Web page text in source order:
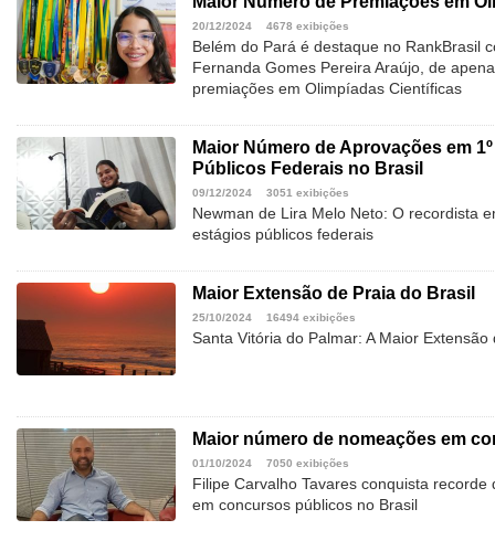
20/12/2024 4678 exibições
Belém do Pará é destaque no RankBrasil
Fernanda Gomes Pereira Araújo, de
premiações em Olimpíadas Científicas
Maior Número de Aprovações em
Públicos Federais no Brasil
09/12/2024 3051 exibições
Newman de Lira Melo Neto: O recordista
estágios públicos federais
Maior Extensão de Praia do Brasil
25/10/2024 16494 exibições
Santa Vitória do Palmar: A Maior Extensão
Maior número de nomeações em
01/10/2024 7050 exibições
Filipe Carvalho Tavares conquista
em concursos públicos no Brasil